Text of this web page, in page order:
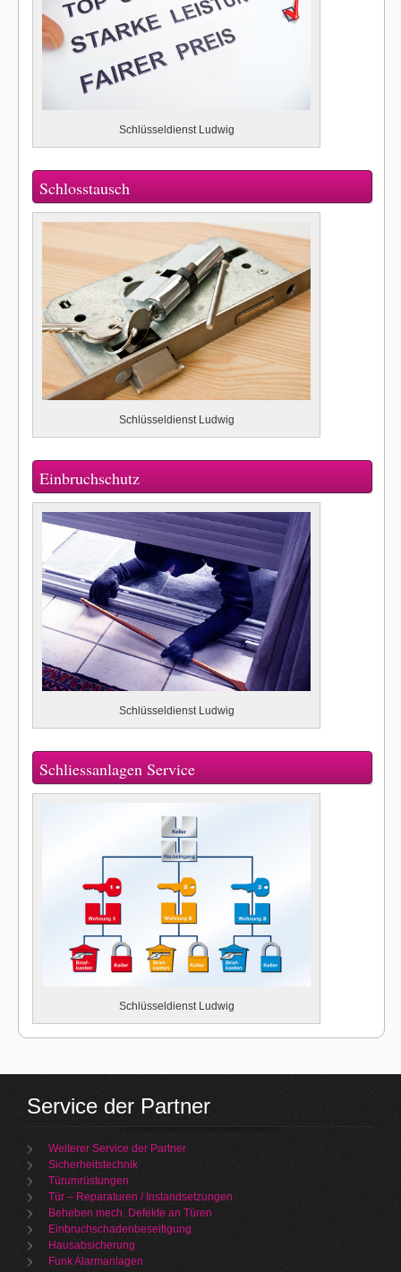
Schlüsseldienst Ludwig
Schlosstausch
Schlüsseldienst Ludwig
Einbruchschutz
Schlüsseldienst Ludwig
Schliessanlagen Service
Schlüsseldienst Ludwig
Service der Partner
Weiterer Service der Partner
Sicherheitstechnik
Türumrüstungen
Tür – Reparaturen / Instandsetzungen
Beheben mech. Defekte an Türen
Einbruchschadenbeseitigung
Hausabsicherung
Funk Alarmanlagen